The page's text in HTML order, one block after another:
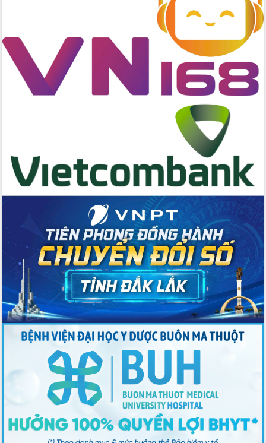
đai
Ứng dụng sinh trắc học - Bước tiến
trong hành trình chuyển đổi số tại Đắk
Đắk Lắk nâng cao hiệu quả công tác
Tập huấn nâng cao năng lực triển khai
chuyển đổi số cho cán bộ, công chức
cấp xã
Đắk Lắk phát động hưởng ứng Ngày
Quyền của người tiêu dùng Việt Nam
Đẩy mạnh cải cách hành chính, quyết
tâm đạt được mục tiêu tăng trưởng
hai con số trong năm 2026
Tổ chức trang trọng Lễ hội Đền thờ
Lương Văn Chánh năm 2026
Phó Bí thư Tỉnh ủy Đắk Lắk Đỗ Hữu
Huy giữ chức Bí thư Đảng ủy Ủy Ban
Nhân dân tỉnh
Bệnh án điện tử thúc đẩy chuyển đổi
số y tế tại Đắk Lắk
Chuyển đổi số thư viện: Mở rộng
không gian tri thức trong thời đại số
Đánh giá, rút kinh nghiệm công tác tổ
chức diễn tập trước ngày bầu cử
Chương trình “Gặp gỡ hữu nghị –
Friendship Meeting New Year 2026”